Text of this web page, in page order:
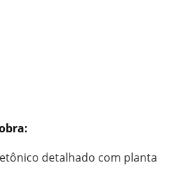
detalhado com planta